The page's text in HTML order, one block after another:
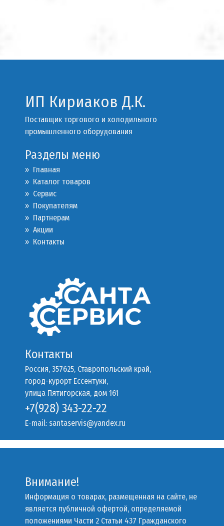
ИП Кириаков Д.К.
Поставщик торгового и холодильного
промышленного оборудования
Разделы меню
» Главная
» Каталог товаров
» Сервис
» Покупателям
» Партнерам
» Акции
» Контакты
Контакты
Россия, 357625, Ставропольский край,
город-курорт Ессентуки,
улица Пятигорская, дом 161
+7(928) 343-22-22
E-mail: santaservis@yandex.ru
Внимание!
Информация о товарах, размещенная на сайте, не
является публичной офертой, определяемой
положениями Части 2 Статьи 437 Гражданского